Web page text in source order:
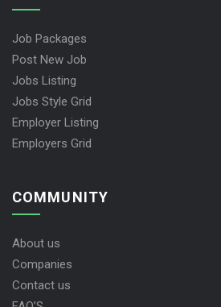
Find Jobs
Job Packages
Post New Job
Jobs Listing
Jobs Style Grid
Employer Listing
COMMUNITY
About us
Companies
Contact us